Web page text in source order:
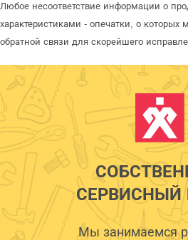
Любое несоответствие информации о
характеристиками - опечатки, о
обратной связи для скорейшего
СЕРВИСНЫЙ
Мы занимаемся